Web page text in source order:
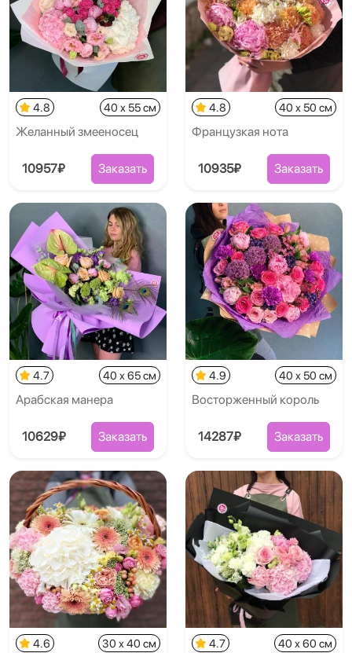
4.8 40 x 55 см
Желанный змееносец
10957₽ Заказать
4.8 40 x 50 см
Французкая нота
10935₽ Заказать
4.7 40 x 65 см
Арабская манера
10629₽ Заказать
4.9 40 x 50 см
Восторженный король
14287₽ Заказать
4.6 30 x 40 см 4.7 40 x 60 см